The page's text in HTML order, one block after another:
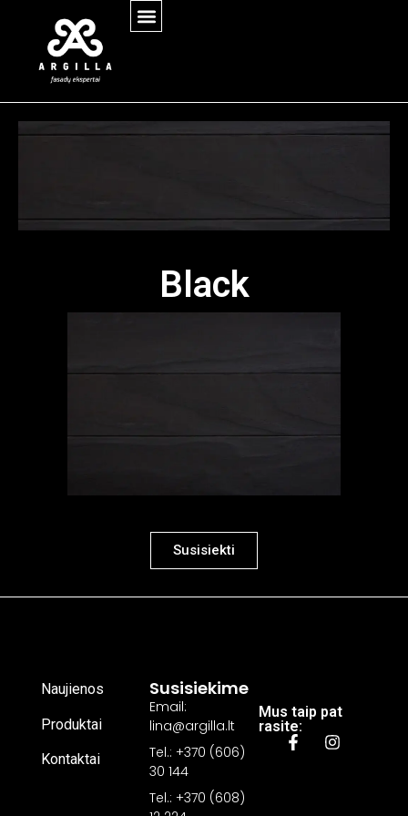
Black
Susisiekti
Mus taip pat
rasite:
Naujienos
Produktai
Kontaktai
Susisiekime
Email:
lina@argilla.lt
Tel.: +370 (606)
30 144
Tel.: +370 (608)